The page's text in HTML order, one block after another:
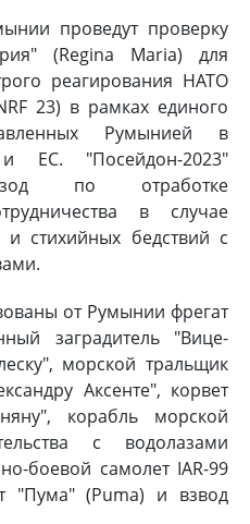
проведут проверку
(Regina Maria) для
реагирования НАТО
23) в рамках единого
Румынией в
ЕС. "Посейдон-2023"
по отработке
в случае
и стихийных бедствий с
от Румынии фрегат
заградитель "Вице-
морской тральщик
Аксенте", корвет
корабль морской
с водолазами
боевой самолет IAR-99
"Пума" (Puma) и взвод